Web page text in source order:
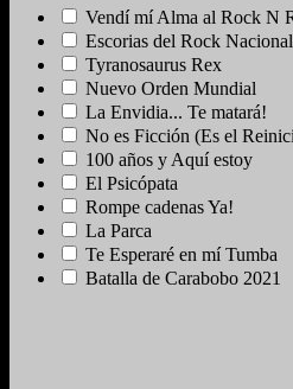
Vendí mí Alma al Rock N
Escorias del Rock Nacional
Tyranosaurus Rex
Nuevo Orden Mundial
La Envidia... Te matará!
No es Ficción (Es el
100 años y Aquí estoy
El Psicópata
Rompe cadenas Ya!
La Parca
Te Esperaré en mí Tumba
Batalla de Carabobo 2021